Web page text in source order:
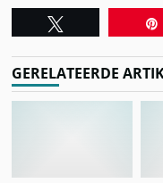
GERELATEERDE